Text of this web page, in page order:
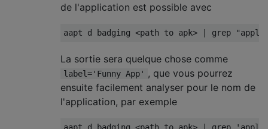
de l'application est possible avec
La sortie sera quelque chose comme
label='Funny App'
, que vous pourrez
ensuite facilement analyser pour le nom de
l'application, par exemple